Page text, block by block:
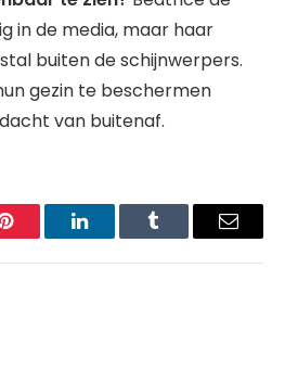
in de media, maar haar
buiten de schijnwerpers.
gezin te beschermen
van buitenaf.
Pinterest LinkedInTumblr Email